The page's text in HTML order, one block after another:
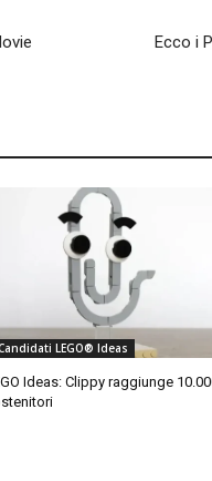
Ecco i
LEGO® Ideas
Ideas: Clippy raggiunge